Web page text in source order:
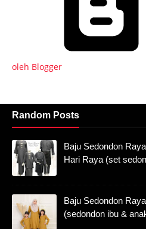
oleh Blogger
Random Posts
Baju Sedondon
Hari Raya (set
Baju Sedondon
(sedondon ibu &